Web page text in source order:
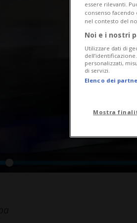
essere rilevanti.
consenso facendo
nel contesto del
Noi e i nostri
Utilizzare dati di
personalizzati,
di servizi.
Elenco dei
Mostra